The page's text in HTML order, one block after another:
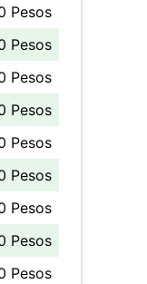
Pesos
Pesos
Pesos
Pesos
Pesos
Pesos
Pesos
Pesos
Pesos